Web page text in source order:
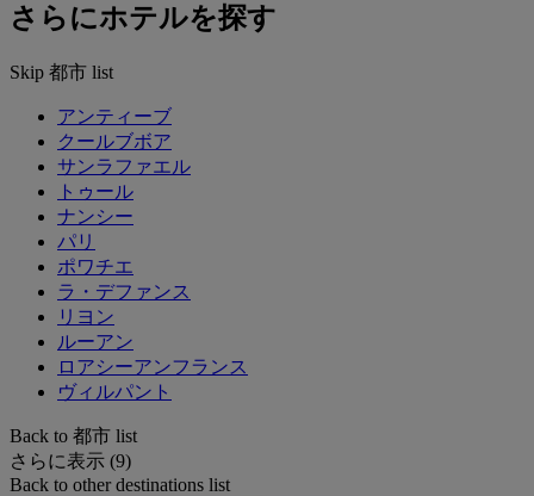
さらにホテルを探す
Skip 都市 list
アンティーブ
クールブボア
サンラファエル
トゥール
ナンシー
パリ
ポワチエ
ラ・デファンス
リヨン
ルーアン
ロアシーアンフランス
ヴィルパント
Back to 都市 list
さらに表示 (9)
Back to other destinations list